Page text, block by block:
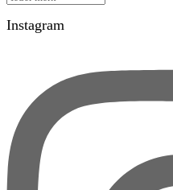
Instagram